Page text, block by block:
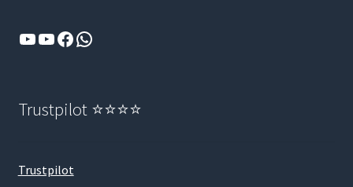
YouTube
YouTube
Facebook
WhatsApp
Trustpilot ⭐⭐⭐⭐
Trustpilot